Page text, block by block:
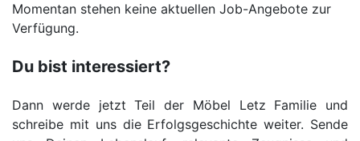
Momentan stehen keine aktuellen Job-Angebote zur
Verfügung.
Du bist interessiert?
Dann werde jetzt Teil der Möbel Letz Familie und
schreibe mit uns die Erfolgsgeschichte weiter. Sende